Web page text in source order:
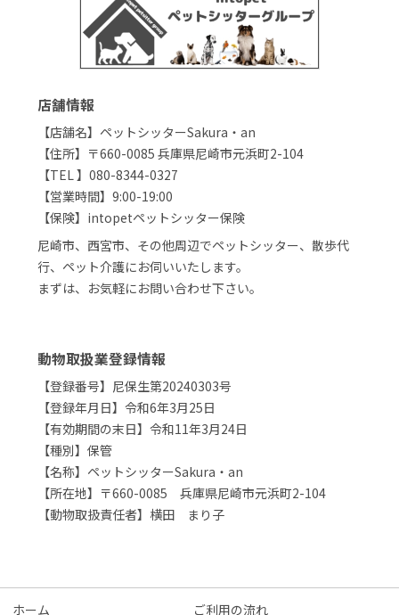
店舗情報
【店舗名】ペットシッターSakura・an
【住所】〒660-0085 兵庫県尼崎市元浜町2-104
【TEL 】080-8344-0327
【営業時間】9:00-19:00
【保険】intopetペットシッター保険
尼崎市、西宮市、その他周辺でペットシッター、散歩代
行、ペット介護にお伺いいたします。
まずは、お気軽にお問い合わせ下さい。
動物取扱業登録情報
【登録番号】尼保生第20240303号
【登録年月日】令和6年3月25日
【有効期間の末日】令和11年3月24日
【種別】保管
【名称】ペットシッターSakura・an
【所在地】〒660-0085 兵庫県尼崎市元浜町2-104
【動物取扱責任者】横田 まり子
ホーム ご利用の流れ